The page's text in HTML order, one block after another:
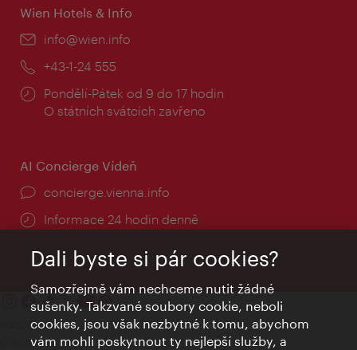
Wien Hotels & Info
E-
info@wien.info
Telefon:
+43-1-24 555
Provozní
doba:
Pondělí-Pátek od 9 do 17 hodin
O státních svátcích zavřeno
AI Concierge Vídeň
concierge.vienna.info
Informace 24 hodin denně
Kontakty
Credits
Dali byste si pár cookies?
Samozřejmě vám nechceme nutit žádné
sušenky. Takzvané soubory cookie, neboli
cookies, jsou však nezbytné k tomu, abychom
vám mohli poskytnout ty nejlepší služby, a